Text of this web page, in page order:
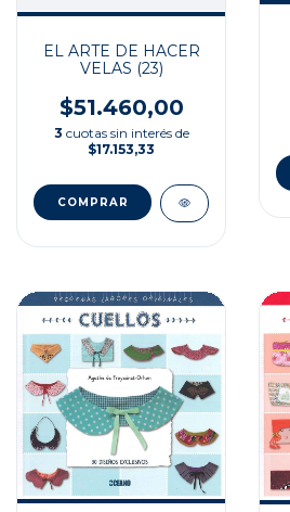
EL ARTE DE HACER
VELAS (23)
$51.460,00
3 cuotas sin interés de
$17.153,33